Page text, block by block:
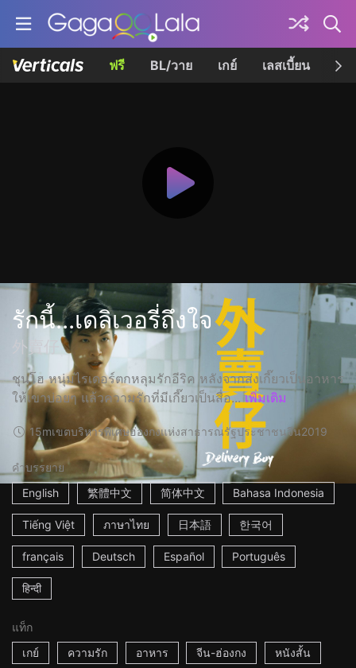
ฟรี BL/วาย เกย์ เลสเบี้ยน เค
รักนี้...เดลิเวอรี่ถึงใจ
外賣仔
ชุนโฮ หนุ่มไรเดอร์ตกหลุมรักอีริค หลังจากส่งเกี๊ยวเป็นอาหาร
ให้เขาบ่อยๆ แล้วความรักที่มีเกี๊ยวเป็นสื่อ... เพิ่มเติม
15mเขตบริหารพิเศษฮ่องกงแห่งสาธารณรัฐประชาชนจีน2019
คำบรรยาย
English
繁體中文 简体中文 Bahasa Indonesia
Tiếng Việt ภาษาไทย 日本語 한국어
français Deutsch Español Português
हिन्दी
แท็ก
เกย์
ความรัก อาหาร จีน-ฮ่องกง หนังสั้น